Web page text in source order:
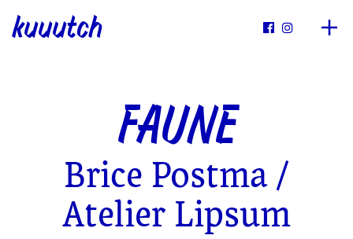
kuuutch  
FAUNE
Brice Postma /
Atelier Lipsum